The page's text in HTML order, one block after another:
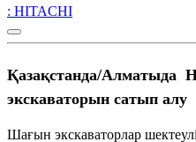
: HITACHI
Қазақстанда/Алматыда
экскаваторын сатып алу
Шағын экскаваторлар